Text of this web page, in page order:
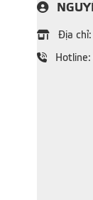
Địa
Hotline: